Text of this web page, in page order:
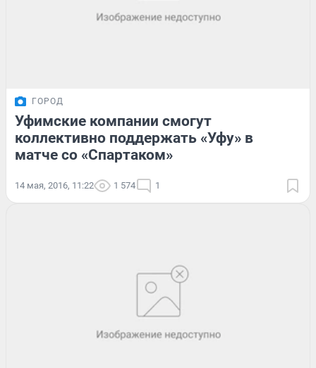
ГОРОД
Уфимские компании смогут
коллективно поддержать «Уфу» в
матче со «Спартаком»
14 мая, 2016, 11:22 1 574 1